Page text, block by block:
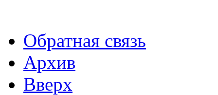
Обратная связь
Архив
Вверх